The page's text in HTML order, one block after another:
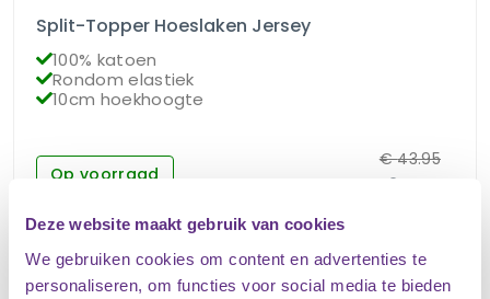
Deze website maakt gebruik van cookies
We gebruiken cookies om content en advertenties te
personaliseren, om functies voor social media te bieden
Split-Topper Hoeslaken Jersey
100% katoen
Rondom elastiek
10cm hoekhoogte
Op voorraad 34.95
€43.95